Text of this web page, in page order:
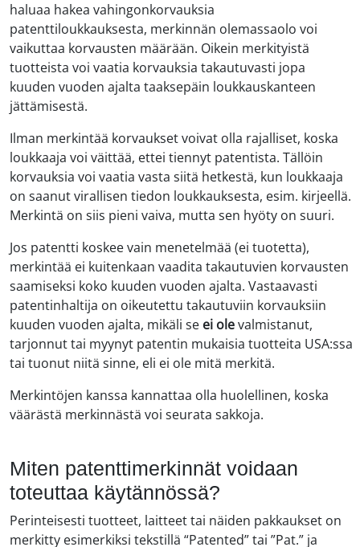
haluaa hakea vahingonkorvauksia
patenttiloukkauksesta, merkinnän olemassaolo voi
vaikuttaa korvausten määrään. Oikein merkityistä
tuotteista voi vaatia korvauksia takautuvasti jopa
kuuden vuoden ajalta taaksepäin loukkauskanteen
jättämisestä.
Ilman merkintää korvaukset voivat olla rajalliset, koska
loukkaaja voi väittää, ettei tiennyt patentista. Tällöin
korvauksia voi vaatia vasta siitä hetkestä, kun loukkaaja
on saanut virallisen tiedon loukkauksesta, esim. kirjeellä.
Merkintä on siis pieni vaiva, mutta sen hyöty on suuri.
Jos patentti koskee vain menetelmää (ei tuotetta),
merkintää ei kuitenkaan vaadita takautuvien korvausten
saamiseksi koko kuuden vuoden ajalta. Vastaavasti
patentinhaltija on oikeutettu takautuviin korvauksiin
kuuden vuoden ajalta, mikäli se ei olevalmistanut,
tarjonnut tai myynyt patentin mukaisia tuotteita USA:ssa
tai tuonut niitä sinne, eli ei ole mitä merkitä.
Merkintöjen kanssa kannattaa olla huolellinen, koska
väärästä merkinnästä voi seurata sakkoja.
Miten patenttimerkinnät voidaan
toteuttaa käytännössä?
Perinteisesti tuotteet, laitteet tai näiden pakkaukset on
merkitty esimerkiksi tekstillä “Patented” tai ”Pat.” ja